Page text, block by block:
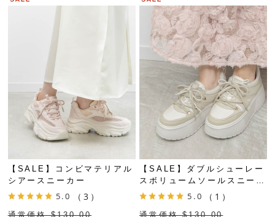
【SALE】コンビマテリアル
シアースニーカー
5.0 （3）
通常価格 $‌130.00
【SALE】ダブルシューレー
スボリュームソールスニーカ
ー
5.0 （1）
通常価格 $‌130.00